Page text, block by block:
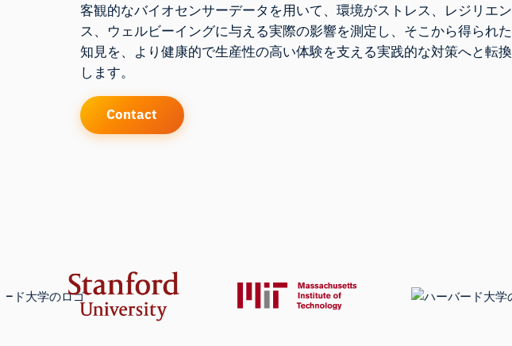
客観的なバイオセンサーデータを用いて、環境がストレス、レジリエン
ス、ウェルビーイングに与える実際の影響を測定し、そこから得られた
知見を、より健康的で生産性の高い体験を支える実践的な対策へと転換
します。
Contact